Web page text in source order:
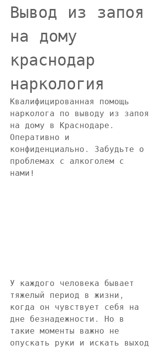
Вывод из запоя
на дому
краснодар
наркология
Квалифицированная помощь
нарколога по выводу из запоя
на дому в Краснодаре.
Оперативно и
конфиденциально. Забудьте о
проблемах с алкоголем с
нами!
У каждого человека бывает
тяжелый период в жизни,
когда он чувствует себя на
дне безнадежности. Но в
такие моменты важно не
опускать руки и искать выход